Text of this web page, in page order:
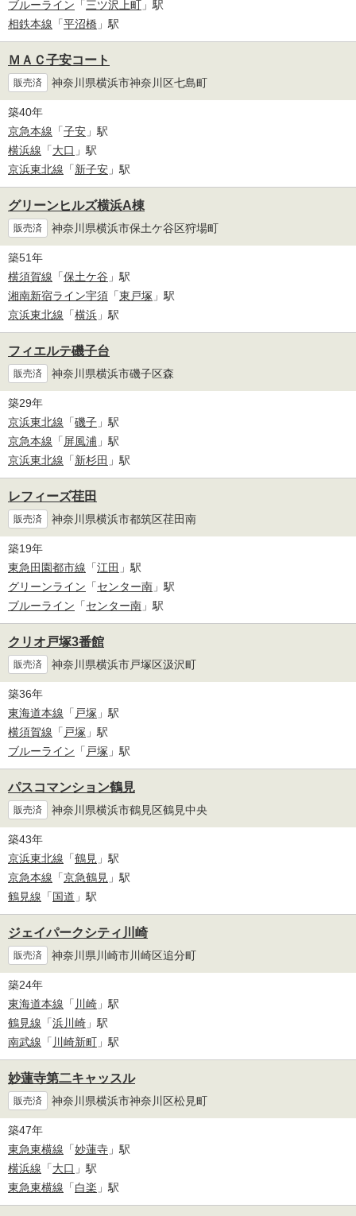
ブルーライン 「三ツ沢上町 」駅
相鉄本線 「平沼橋 」駅
ＭＡＣ子安コート
販売済 神奈川県横浜市神奈川区七島町
築40年
京急本線 「子安 」駅
横浜線 「大口 」駅
京浜東北線 「新子安 」駅
グリーンヒルズ横浜A棟
販売済 神奈川県横浜市保土ケ谷区狩場町
築51年
横須賀線 「保土ケ谷 」駅
湘南新宿ライン宇須 「東戸塚 」駅
京浜東北線 「横浜 」駅
フィエルテ磯子台
販売済 神奈川県横浜市磯子区森
築29年
京浜東北線 「磯子 」駅
京急本線 「屏風浦 」駅
京浜東北線 「新杉田 」駅
レフィーズ荏田
販売済 神奈川県横浜市都筑区荏田南
築19年
東急田園都市線 「江田 」駅
グリーンライン 「センター南 」駅
ブルーライン 「センター南 」駅
クリオ戸塚3番館
販売済 神奈川県横浜市戸塚区汲沢町
築36年
東海道本線 「 戸塚 」駅
横須賀線 「 戸塚 」駅
ブルーライン 「 戸塚 」駅
パスコマンション鶴見
販売済 神奈川県横浜市鶴見区鶴見中央
築43年
京浜東北線 「鶴見 」駅
京急本線 「京急鶴見 」駅
鶴見線 「 国道 」駅
ジェイパークシティ川崎
販売済 神奈川県川崎市川崎区追分町
築24年
東海道本線 「 川崎 」駅
鶴見線 「浜川崎 」駅
南武線 「 川崎新町 」駅
妙蓮寺第二キャッスル
販売済 神奈川県横浜市神奈川区松見町
築47年
東急東横線 「妙蓮寺 」駅
横浜線 「大口 」駅
東急東横線 「白楽 」駅